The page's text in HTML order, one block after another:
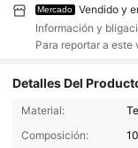
Mercado
Vendido y
Información y
Para reportar a
Detalles Del
Material:
Composición: